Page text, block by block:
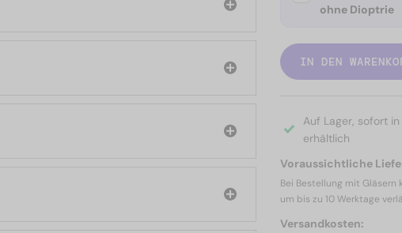
ohne Dioptrie
IN DEN
Auf Lager, sofort
erhältlich
Voraussichtliche
Bei Bestellung mit Gläsern
um bis zu 10 Werktage
Versandkosten: